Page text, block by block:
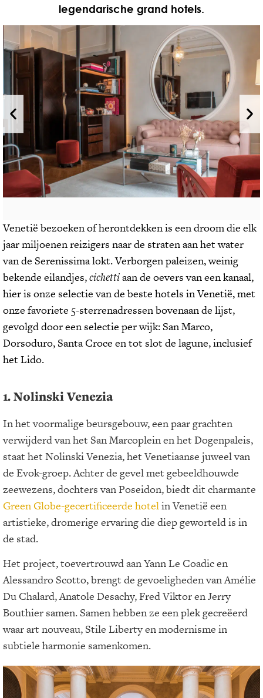
legendarische grand hotels.
Venetië bezoeken of herontdekken is een droom die elk
jaar miljoenen reizigers naar de straten aan het water
van de Serenissima lokt. Verborgen paleizen, weinig
bekende eilandjes,cichettiaan de oevers van een kanaal,
hier is onze selectie van de beste hotels in Venetië, met
onze favoriete 5-sterrenadressen bovenaan de lijst,
gevolgd door een selectie per wijk: San Marco,
Dorsoduro, Santa Croce en tot slot de lagune, inclusief
het Lido.
1. Nolinski Venezia
In het voormalige beursgebouw, een paar grachten
verwijderd van het San Marcoplein en het Dogenpaleis,
staat het Nolinski Venezia, het Venetiaanse juweel van
de Evok-groep. Achter de gevel met gebeeldhouwde
zeewezens, dochters van Poseidon, biedt dit charmante
Green Globe-gecertificeerde hotelin Venetië een
artistieke, dromerige ervaring die diep geworteld is in
de stad.
Het project, toevertrouwd aan Yann Le Coadic en
Alessandro Scotto, brengt de gevoeligheden van Amélie
Du Chalard, Anatole Desachy, Fred Viktor en Jerry
Bouthier samen. Samen hebben ze een plek gecreëerd
waar art nouveau, Stile Liberty en modernisme in
subtiele harmonie samenkomen.